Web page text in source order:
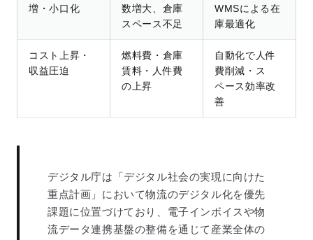
増・小口化
数増大、倉庫
スペース不足
WMSによる在
庫最適化
コスト上昇・
収益圧迫
燃料費・倉庫
賃料・人件費
の上昇
自動化で人件
費削減・ス
ペース効率改
善
デジタル庁は「デジタル社会の実現に向けた
重点計画」において物流のデジタル化を優先
課題に位置づけており、電子インボイスや物
流データ連携基盤の整備を通じて産業全体の